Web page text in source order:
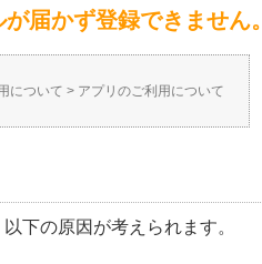
届かず登録できません。
について > アプリのご利用について
下の原因が考えられます。